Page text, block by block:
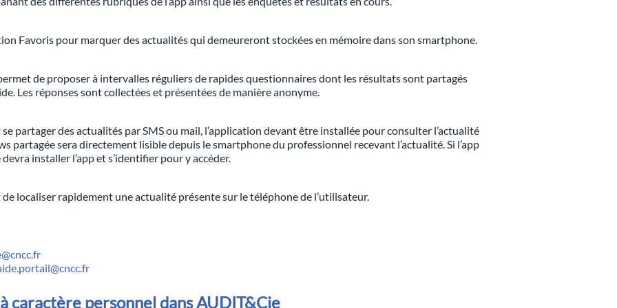
Favoris pour marquer des actualités qui demeureront stockées en mémoire dans son smartphone.
de proposer à intervalles réguliers de rapides questionnaires dont les résultats sont partagés
Les réponses sont collectées et présentées de manière anonyme.
partager des actualités par SMS ou mail, l’application devant être installée pour consulter l’actualité
partagée sera directement lisible depuis le smartphone du professionnel recevant l’actualité. Si l’app
installer l’app et s’identifier pour y accéder.
localiser rapidement une actualité présente sur le téléphone de l’utilisateur.
caractère personnel dans AUDIT&Cie